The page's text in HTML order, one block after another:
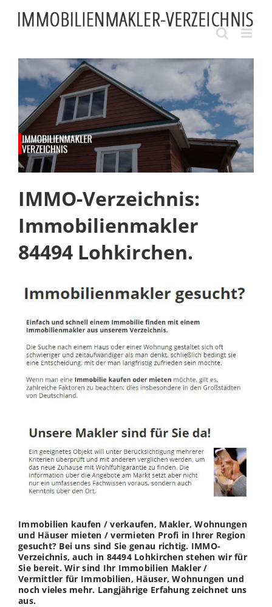
content
IMMO-Verzeichnis:
Immobilienmakler
84494 Lohkirchen.
Immobilien kaufen / verkaufen, Makler, Wohnungen
und Häuser mieten / vermieten Profi in Ihrer Region
gesucht? Bei uns sind Sie genau richtig. IMMO-
Verzeichnis, auch in 84494 Lohkirchen stehen wir für
Sie bereit. Wir sind Ihr Immobilien Makler /
Vermittler für Immobilien, Häuser, Wohnungen und
noch vieles mehr. Langjährige Erfahung zeichnet uns
aus.